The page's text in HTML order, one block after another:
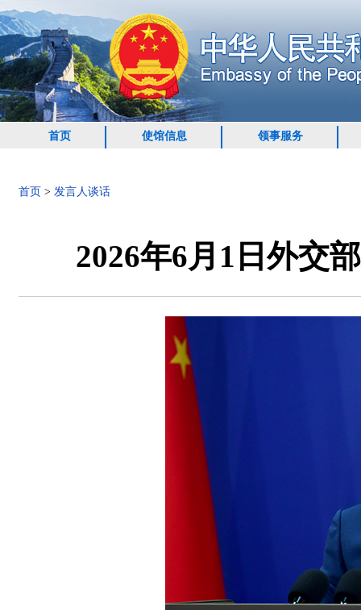
首页 使馆信息 领事服务
首页 > 发言人谈话
2026年6月1日外交